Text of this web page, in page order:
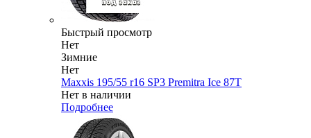
Быстрый просмотр
Нет
Зимние
Нет
Maxxis 195/55 r16 SP3 Premitra Ice 87T
Нет в наличии
Подробнее